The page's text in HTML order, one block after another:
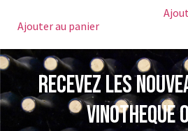
Ajouter au panier
Recevez les